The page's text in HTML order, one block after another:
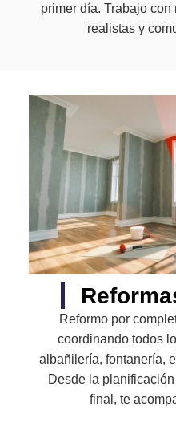
primer día. Trabajo
realistas y
Reformo por
coordinando todos
albañilería, fontanería,
Desde la
final, te